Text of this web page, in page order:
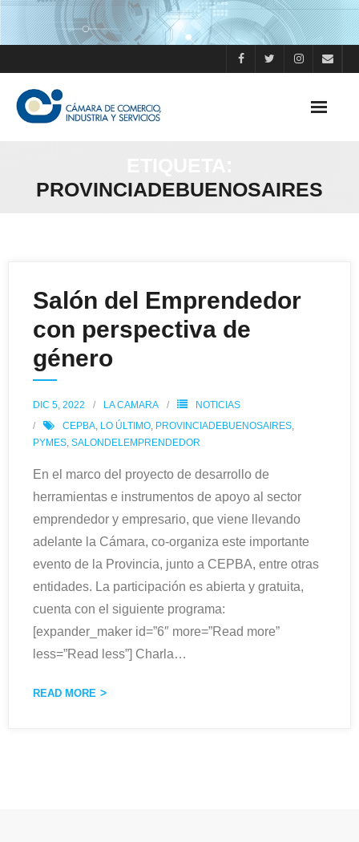
Skip
ETIQUETA:
PROVINCIADEBUENOSAIRES
Salón del Emprendedor
con perspectiva de
género
DIC 5, 2022 LA CAMARA
NOTICIAS
CEPBA, LO ÚLTIMO, PROVINCIADEBUENOSAIRES,
PYMES, SALONDELEMPRENDEDOR
En el marco del proyecto de desarrollo de
herramientas e instrumentos de apoyo al sector
emprendedor y empresario, que viene llevando
adelante la Cámara, co-organiza este importante
evento de la Provincia, junto a CEPBA, entre otras
entidades. La participación es abierta y gratuita,
cuenta con el siguiente programa:
[expander_maker id=”6″ more=”Read more”
less=”Read less”] Charla…
READ MORE